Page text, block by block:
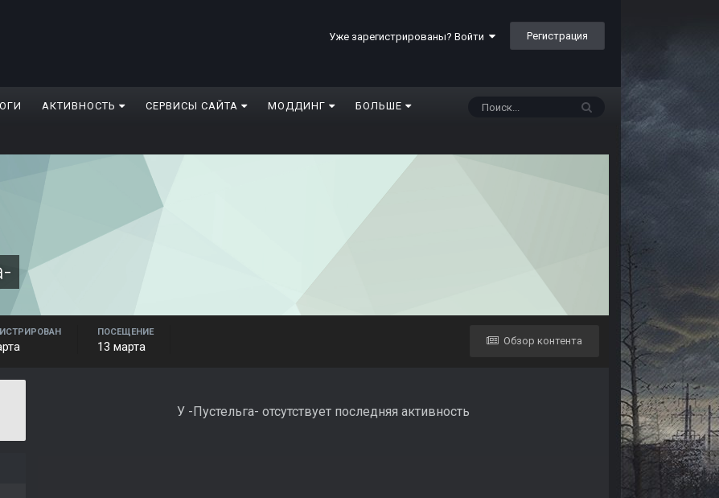
Уже зарегистрированы? Войти Регистрация
АКТИВНОСТЬ СЕРВИСЫ САЙТА МОДДИНГ БОЛЬШЕ
Обзор контента
ПОСЕЩЕНИЕ
13 марта
У -Пустельга- отсутствует последняя активность